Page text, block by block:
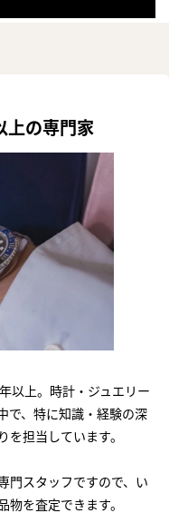
上の専門家
以上。時計・ジュエリー
で、特に知識・経験の深
担当しています。
門スタッフですので、い
を査定できます。